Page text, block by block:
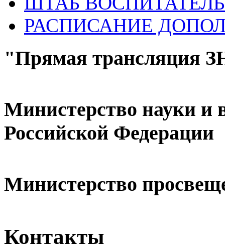
РАСПИСАНИЕ
"Прямая трансляция
Министерство науки и
Российской Федерации
Министерство
Контакты